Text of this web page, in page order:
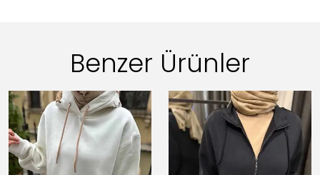
Benzer Ürünler